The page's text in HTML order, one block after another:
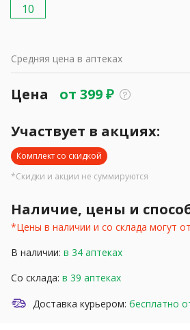
10
Средняя цена в аптеках
Цена от 399₽
Участвует в акциях:
Комплект со скидкой
*Скидки и акции не суммируются
Наличие, цены и
*Цены в наличии и со склада могут
В наличии: в 34 аптеках
Со склада: в 39 аптеках
Доставка курьером: бесплатно